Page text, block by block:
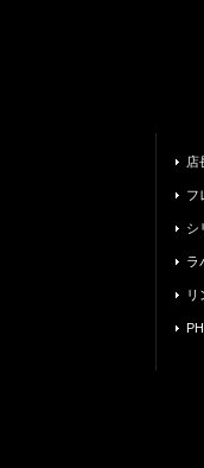
店
フ
シ
ラ
リ